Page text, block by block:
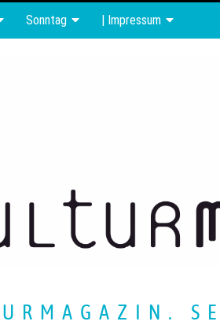
Sonntag | Impressum